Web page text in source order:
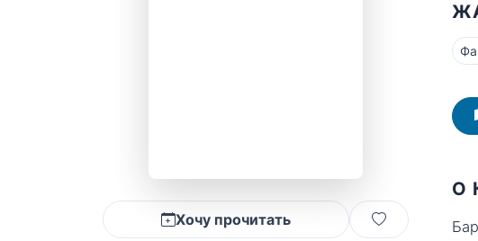
Хочу прочитать
О